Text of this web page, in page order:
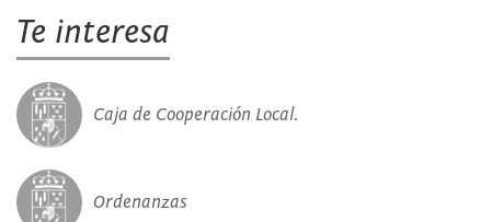
Te interesa
Caja de Cooperación Local.
Ordenanzas